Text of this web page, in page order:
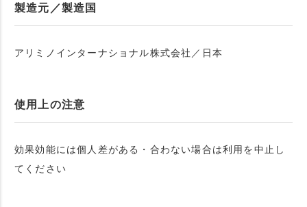
製造元／製造国
アリミノインターナショナル株式会社／日本
使用上の注意
効果効能には個人差がある・合わない場合は利用を中止し
てください